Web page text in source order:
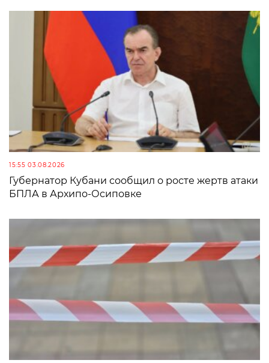
15:55 03.08.2026
Губернатор Кубани сообщил о росте жертв атаки
БПЛА в Архипо-Осиповке